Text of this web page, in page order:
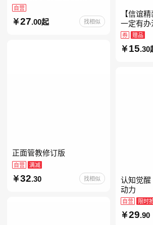
自营
27.00起 找相似
【信谊
一定有办
爱你妈妈
怪兽青
虫儿童
券 赠品
15.30
正面管教修订版
自营 满减
32.30 找相似
认知觉醒
动力
自营 限时
29.90